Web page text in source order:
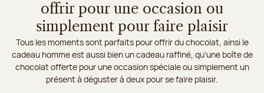
offrir pour une occasion ou
simplement pour faire plaisir
Tous les moments sont parfaits pour offrir du chocolat, ainsi le
cadeau homme est aussi bien un cadeau raffiné, qu’une boîte de
chocolat offerte pour une occasion spéciale ou simplement un
présent à déguster à deux pour se faire plaisir.